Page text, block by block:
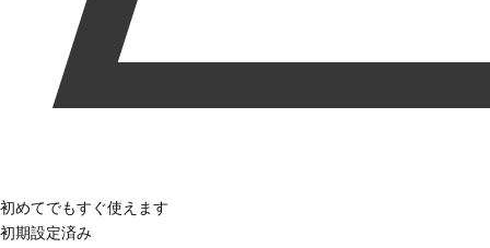
初めてでもすぐ使えます
初期設定済み